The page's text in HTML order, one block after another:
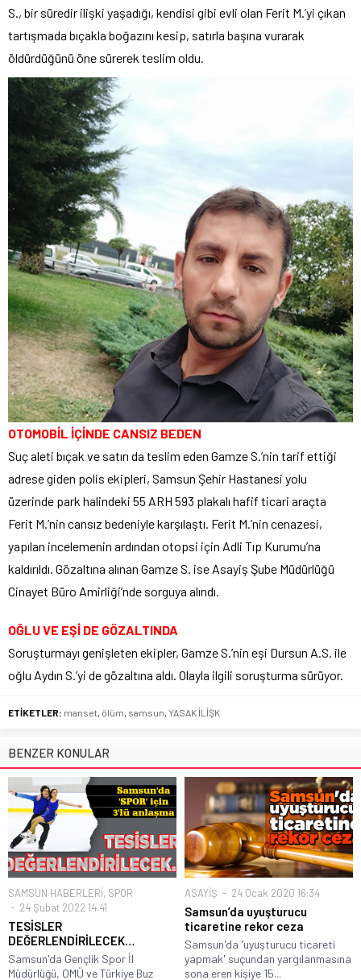
S., bir süredir ilişki yaşadığı, kendisi gibi evli olan Ferit M.’yi çıkan
tartışmada bıçakla boğazını kesip, satırla başına vurarak
öldürdüğünü öne sürerek teslim oldu.
OTOMOBİL İÇİNDE CANSIZ BEDEN
Suç aleti bıçak ve satırı da teslim eden Gamze S.’nin tarif ettiği
adrese giden polis ekipleri, Samsun Şehir Hastanesi yolu
üzerinde park halindeki 55 ARH 593 plakalı hafif ticari araçta
Ferit M.’nin cansız bedeniyle karşılaştı. Ferit M.’nin cenazesi,
yapılan incelemenin ardından otopsi için Adli Tıp Kurumu’na
kaldırıldı. Gözaltına alınan Gamze S. ise Asayiş Şube Müdürlüğü
Cinayet Büro Amirliği’nde sorguya alındı.
OĞLU VE EŞİ DE GÖZALTINDA
Soruşturmayı genişleten ekipler, Gamze S.’nin eşi Dursun A.S. ile
oğlu Aydın S.’yi de gözaltına aldı. Olayla ilgili soruşturma sürüyor.
ETİKETLER: manset, ölüm, samsun, YASAK İLİŞK
BENZER KONULAR
SAMSUN HABERLERİ, SPOR
24 Şubat 2022 14:41
TESİSLER
DEĞERLENDİRİLECEK…
Samsun'da Gençlik Spor İl
Müdürlüğü, OMÜ ve Türkiye Buz
ASAYİŞ 24 Ocak 2020 16:34
Samsun’da uyuşturucu
ticaretine rekor ceza
Samsun'da 'uyuşturucu ticareti
yapmak' suçundan yargılanmasına
sona eren kişiye 15...